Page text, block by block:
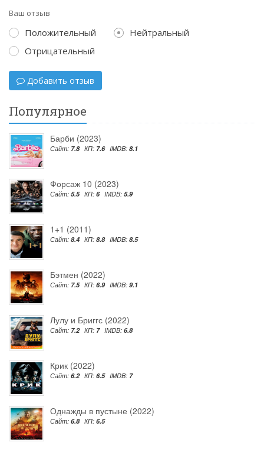
Ваш отзыв
Положительный
Нейтральный
Отрицательный
Добавить отзыв
Популярное
Барби (2023)
Сайт: 7.8 КП: 7.6 IMDB: 8.1
Форсаж 10 (2023)
Сайт: 5.5 КП: 6 IMDB: 5.9
1+1 (2011)
Сайт: 8.4 КП: 8.8 IMDB: 8.5
Бэтмен (2022)
Сайт: 7.5 КП: 6.9 IMDB: 9.1
Лулу и Бриггс (2022)
Сайт: 7.2 КП: 7 IMDB: 6.8
Крик (2022)
Сайт: 6.2 КП: 6.5 IMDB: 7
Однажды в пустыне (2022)
Сайт: 6.8 КП: 6.5